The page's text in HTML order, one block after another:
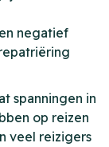
negatief
spanningen in
op reizen
veel reizigers